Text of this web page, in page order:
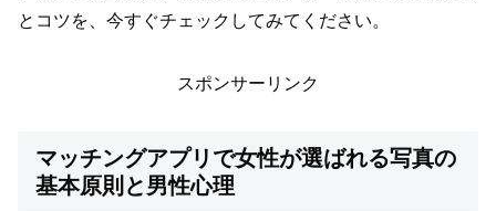
とコツを、今すぐチェックしてみてください。
スポンサーリンク
マッチングアプリで女性が選ばれる写真の
基本原則と男性心理